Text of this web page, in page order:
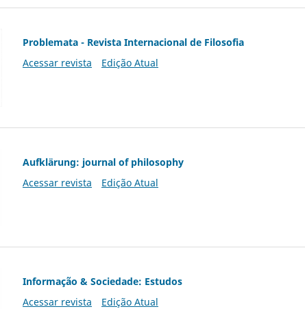
Problemata - Revista Internacional de Filosofia
Acessar revista
Edição Atual
Aufklärung: journal of philosophy
Acessar revista
Edição Atual
Informação & Sociedade: Estudos
Acessar revista
Edição Atual